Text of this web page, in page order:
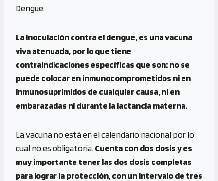
Dengue.
La inoculación contra el dengue, es una vacuna
viva atenuada, por lo que tiene
contraindicaciones específicas que son: no se
puede colocar en inmunocomprometidos ni en
inmunosuprimidos de cualquier causa, ni en
embarazadas ni durante la lactancia materna.
La vacuna no está en el calendario nacional por lo
cual no es obligatoria. Cuenta con dos dosis y es
muy importante tener las dos dosis completas
para lograr la protección, con un intervalo de tres